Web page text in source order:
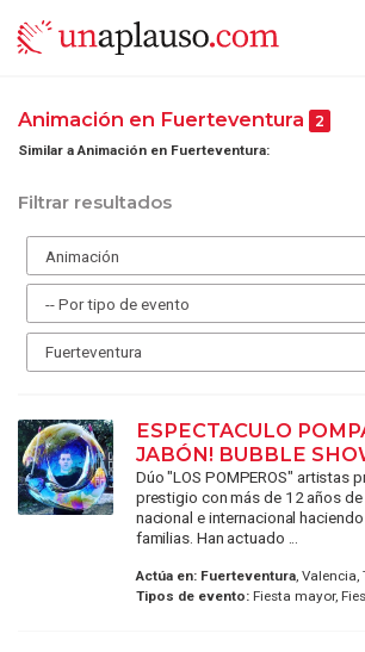
Animación en Fuerteventura 2
Similar a Animación en Fuerteventura:
Filtrar resultados
ESPECTACULO
JABÓN! BUBBLE
Dúo "LOS POMPEROS" artistas
prestigio con más de 12 años de
nacional e internacional
familias. Han actuado ...
Actúa en: Fuerteventura, Valencia,
Tipos de evento:Fiesta mayor,